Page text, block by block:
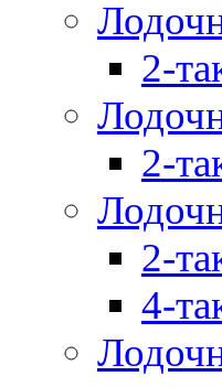
2-
2-
2-
4-